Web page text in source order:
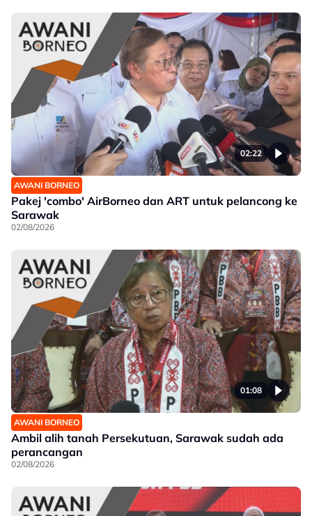
02:22
AWANI BORNEO
Pakej 'combo' AirBorneo dan ART untuk pelancong ke
Sarawak
02/08/2026
01:08
AWANI BORNEO
Ambil alih tanah Persekutuan, Sarawak sudah ada
perancangan
02/08/2026